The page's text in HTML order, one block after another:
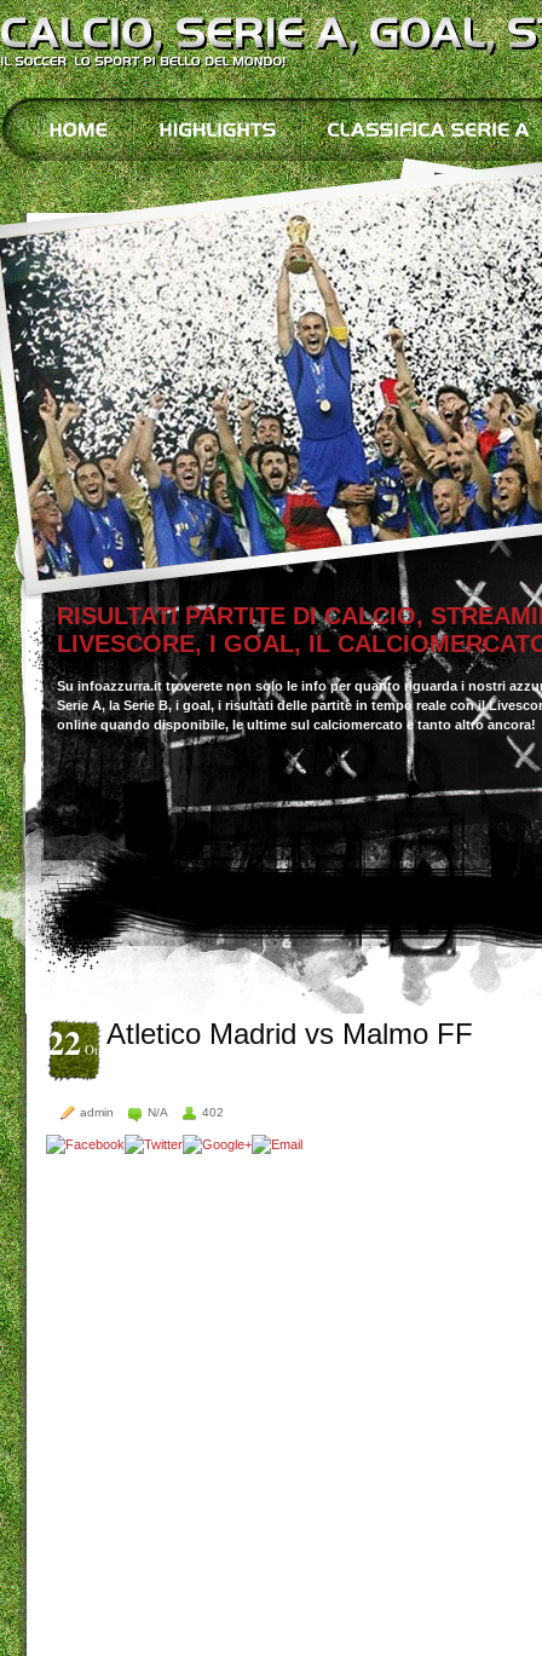
RISULTATI PARTITE DI CALCIO,
LIVESCORE, I GOAL, IL
Su infoazzurra.it troverete non solo le info per quanto riguarda i nostri
Serie A, la Serie B, i goal, i risultati delle partite in tempo reale con il
online quando disponibile, le ultime sul calciomercato e tanto altro ancora!
22Ott Atletico Madrid vs Malmo FF
admin N/A 402